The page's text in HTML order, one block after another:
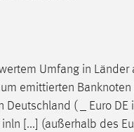
Umfang in
emittierten
( _ Euro DE
inln [...] (außerhalb des